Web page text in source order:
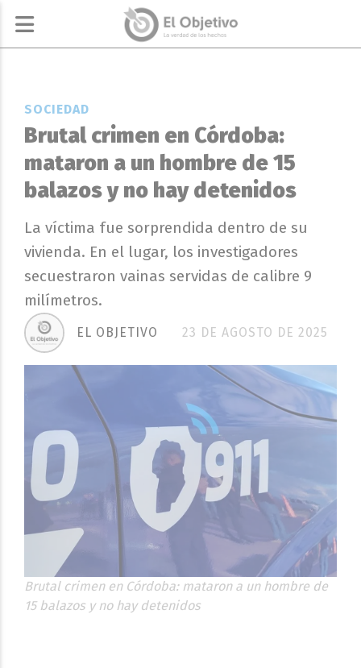
Brutal crimen en Córdoba:
mataron a un hombre de 15
balazos y no hay detenidos
La víctima fue sorprendida dentro de su
vivienda. En el lugar, los investigadores
secuestraron vainas servidas de calibre 9
milímetros.
SOCIEDAD
23 DE AGOSTO DE 2025
EL OBJETIVO
Brutal crimen en Córdoba: mataron a un hombre de
15 balazos y no hay detenidos